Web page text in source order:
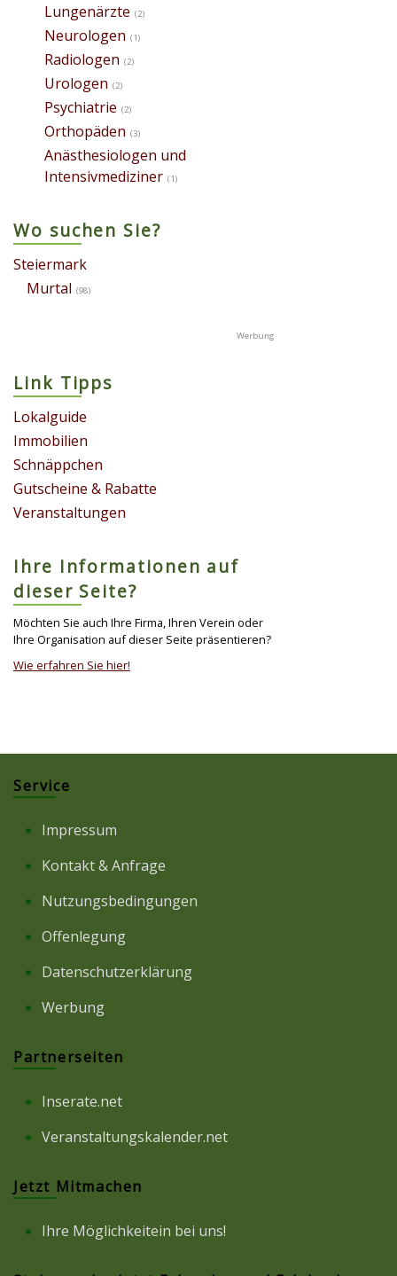
Lungenärzte (2)
Neurologen (1)
Radiologen (2)
Urologen (2)
Psychiatrie (2)
Orthopäden (3)
Anästhesiologen und
Intensivmediziner (1)
Wo suchen Sie?
Steiermark
Murtal (98)
Link Tipps
Lokalguide
Immobilien
Schnäppchen
Gutscheine & Rabatte
Veranstaltungen
Ihre Informationen auf
dieser Seite?
Möchten Sie auch Ihre Firma, Ihren Verein oder
Ihre Organisation auf dieser Seite präsentieren?
Wie erfahren Sie hier!
Service
Impressum
Kontakt & Anfrage
Nutzungsbedingungen
Offenlegung
Datenschutzerklärung
Werbung
Partnerseiten
Inserate.net
Veranstaltungskalender.net
Jetzt Mitmachen
Ihre Möglichkeitein bei uns!